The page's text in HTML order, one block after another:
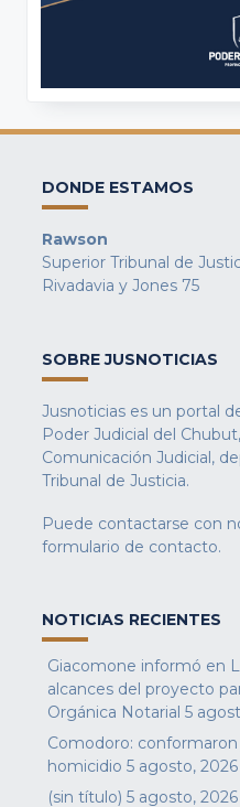
DONDE ESTAMOS
Rawson
Superior Tribunal de
Rivadavia y Jones 75
SOBRE JUSNOTICIAS
Jusnoticias es un portal
Poder Judicial del
Comunicación Judicial,
Tribunal de Justicia.
Puede contactarse con
formulario de contacto.
NOTICIAS RECIENTES
Giacomone informó en
alcances del proyecto
Orgánica Notarial 5
Comodoro:
homicidio 5 agosto, 2026
(sin título) 5 agosto, 2026